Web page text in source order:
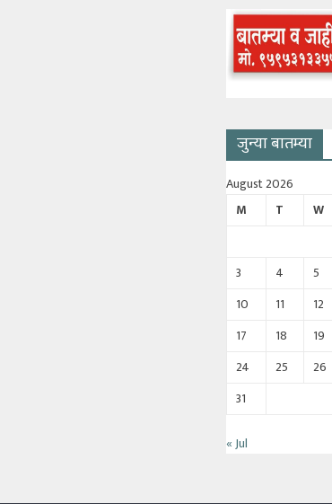
जुन्या बातम्या
August 2026
M
T W
3
4 5
10
11 12
17
18 19
24
25 26
31
« Jul